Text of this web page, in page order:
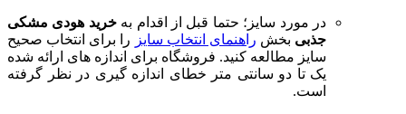
در مورد سایز؛ حتما قبل از اقدام بهخرید هودی مشکی
جذبی بخش راهنمای انتخاب سایز را برای انتخاب صحیح
سایز مطالعه کنید. فروشگاه برای اندازه های ارائه شده
یک تا دو سانتی متر خطای اندازه گیری در نظر گرفته
است.